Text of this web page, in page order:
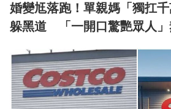
婚變尪落跑！單親媽「獨扛
躲黑道 「一開口驚艷眾人」